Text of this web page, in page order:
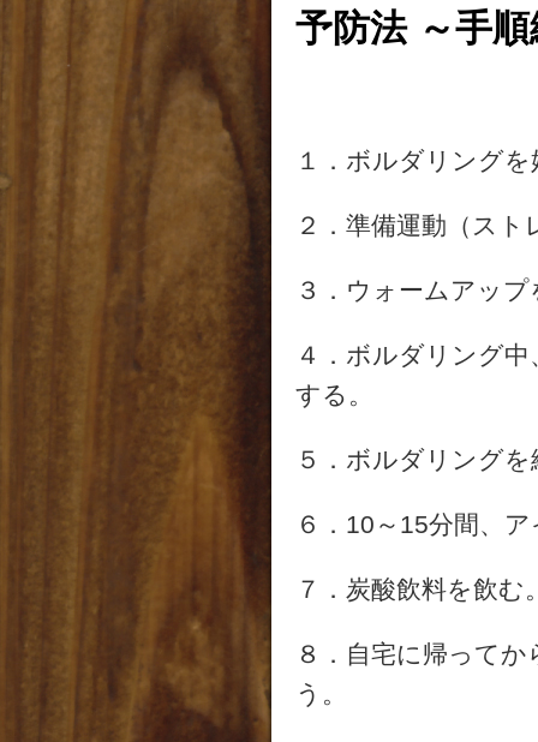
予防法 ～手
１．ボルダリング
２．準備運動（ス
３．ウォームアッ
４．ボルダリング
する。
５．ボルダリング
６．10～15分間、
７．炭酸飲料を飲
８．自宅に帰って
う。